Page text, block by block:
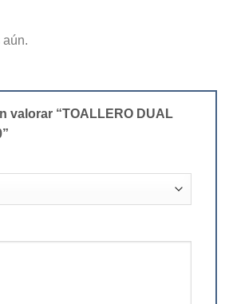
aún.
valorar “TOALLERO DUAL